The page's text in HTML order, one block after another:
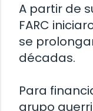
A partir de
FARC
se
décadas.
Para
grupo